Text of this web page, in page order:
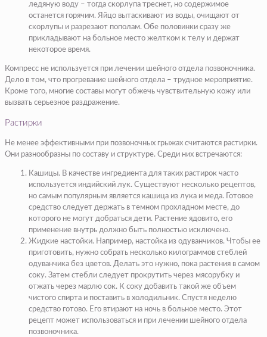
ледяную воду – тогда скорлупа треснет, но содержимое
останется горячим. Яйцо вытаскивают из воды, очищают от
скорлупы и разрезают пополам. Обе половинки сразу же
прикладывают на больное место желтком к телу и держат
некоторое время.
Компресс не используется при лечении шейного отдела позвоночника.
Дело в том, что прогревание шейного отдела – трудное мероприятие.
Кроме того, многие составы могут обжечь чувствительную кожу или
вызвать серьезное раздражение.
Растирки
Не менее эффективными при позвоночных грыжах считаются растирки.
Они разнообразны по составу и структуре. Среди них встречаются:
Кашицы. В качестве ингредиента для таких растирок часто
используется индийский лук. Существуют несколько рецептов,
но самым популярным является кашица из лука и меда. Готовое
средство следует держать в темном прохладном месте, до
которого не могут добраться дети. Растение ядовито, его
применение внутрь должно быть полностью исключено.
Жидкие настойки. Например, настойка из одуванчиков. Чтобы ее
приготовить, нужно собрать несколько килограммов стеблей
одуванчика без цветов. Делать это нужно, пока растения в самом
соку. Затем стебли следует прокрутить через мясорубку и
отжать через марлю сок. К соку добавить такой же объем
чистого спирта и поставить в холодильник. Спустя неделю
средство готово. Его втирают на ночь в больное место. Этот
рецепт может использоваться и при лечении шейного отдела
позвоночника.